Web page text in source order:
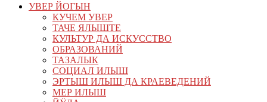
УВЕР ЙОГЫН
КУЧЕМ УВЕР
ТАЧЕ ЯЛЫШТЕ
КУЛЬТУР ДА ИСКУССТВО
ОБРАЗОВАНИЙ
ТАЗАЛЫК
СОЦИАЛ ИЛЫШ
ЭРТЫШ ИЛЫШ ДА КРАЕВЕДЕНИЙ
МЕР ИЛЫШ